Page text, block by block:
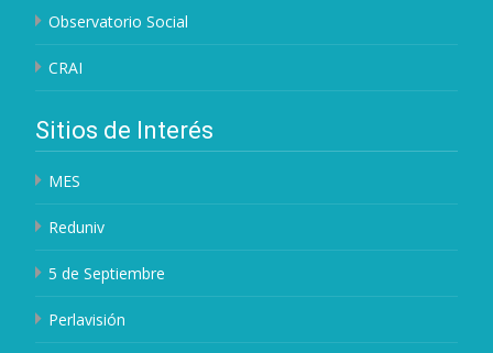
Observatorio Social
CRAI
Sitios de Interés
MES
Reduniv
5 de Septiembre
Perlavisión